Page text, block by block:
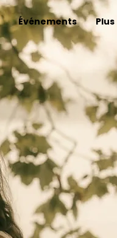
Événements Plus